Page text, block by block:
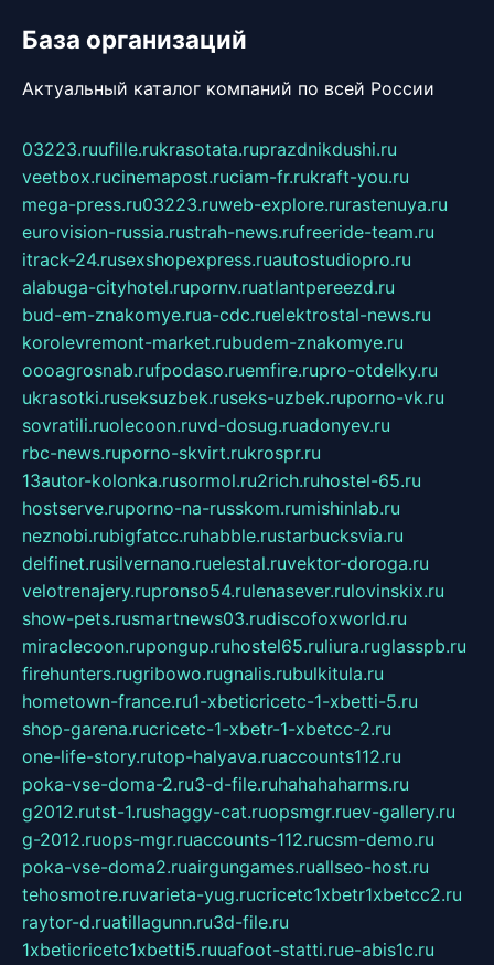
База организаций
Актуальный каталог компаний по всей России
03223.ruufille.rukrasotata.ruprazdnikdushi.ru
veetbox.rucinemapost.ruciam-fr.rukraft-you.ru
mega-press.ru03223.ruweb-explore.rurastenuya.ru
eurovision-russia.rustrah-news.rufreeride-team.ru
itrack-24.rusexshopexpress.ruautostudiopro.ru
alabuga-cityhotel.rupornv.ruatlantpereezd.ru
bud-em-znakomye.rua-cdc.ruelektrostal-news.ru
korolevremont-market.rubudem-znakomye.ru
oooagrosnab.rufpodaso.ruemfire.rupro-otdelky.ru
ukrasotki.ruseksuzbek.ruseks-uzbek.ruporno-vk.ru
sovratili.ruolecoon.ruvd-dosug.ruadonyev.ru
rbc-news.ruporno-skvirt.rukrospr.ru
13autor-kolonka.rusormol.ru2rich.ruhostel-65.ru
hostserve.ruporno-na-russkom.rumishinlab.ru
neznobi.rubigfatcc.ruhabble.rustarbucksvia.ru
delfinet.rusilvernano.ruelestal.ruvektor-doroga.ru
velotrenajery.rupronso54.rulenasever.rulovinskix.ru
show-pets.rusmartnews03.rudiscofoxworld.ru
miraclecoon.rupongup.ruhostel65.ruliura.ruglasspb.ru
firehunters.rugribowo.rugnalis.rubulkitula.ru
hometown-france.ru1-xbeticricetc-1-xbetti-5.ru
shop-garena.rucricetc-1-xbetr-1-xbetcc-2.ru
one-life-story.rutop-halyava.ruaccounts112.ru
poka-vse-doma-2.ru3-d-file.ruhahahaharms.ru
g2012.rutst-1.rushaggy-cat.ruopsmgr.ruev-gallery.ru
g-2012.ruops-mgr.ruaccounts-112.rucsm-demo.ru
poka-vse-doma2.ruairgungames.ruallseo-host.ru
tehosmotre.ruvarieta-yug.rucricetc1xbetr1xbetcc2.ru
raytor-d.ruatillagunn.ru3d-file.ru
1xbeticricetc1xbetti5.ruuafoot-statti.rue-abis1c.ru